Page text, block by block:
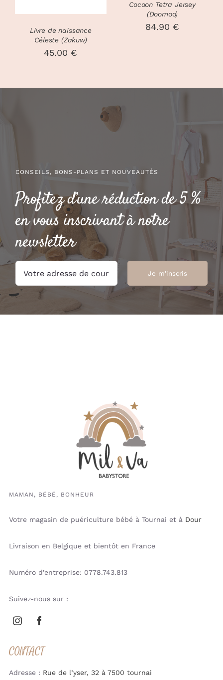
PEUVENT
ÊTRE
CHOISIES
Livre de naissance
Céleste (Zakuw)
45.00 €
OPTIONS
PEUVENT
ÊTRE
PRODUIT
Cocoon Tetra Jersey
(Doomoo)
84.90 €
CONSEILS, BONS-PLANS ET NOUVEAUTÉS
Profitez d’une réduction de 5 %
en vous inscrivant à notre
newsletter
MAMAN, BÉBÉ, BONHEUR
Votre magasin de puériculture bébé à Tournai et à Dour
Livraison en Belgique et bientôt en France
Numéro d’entreprise: 0778.743.813
Suivez-nous sur :
CONTACT
Adresse : Rue de l’yser, 32 à 7500 tournai